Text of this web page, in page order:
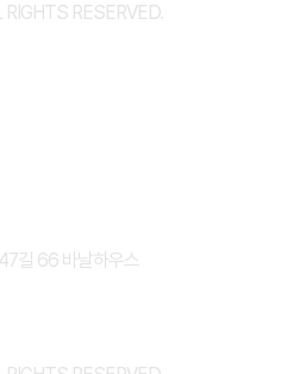
RESERVED.
길 66 바날하우스